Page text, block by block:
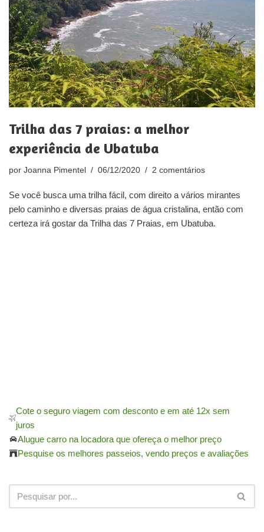
Trilha das 7 praias: a melhor
experiência de Ubatuba
por Joanna Pimentel 06/12/2020 2 comentários
Se você busca uma trilha fácil, com direito a vários mirantes
pelo caminho e diversas praias de água cristalina, então com
certeza irá gostar da Trilha das 7 Praias, em Ubatuba.
Cote o seguro viagem com desconto e em até 12x sem
juros
Alugue carro na locadora que ofereça o melhor preço
Pesquise os melhores passeios, vendo preços e avaliações